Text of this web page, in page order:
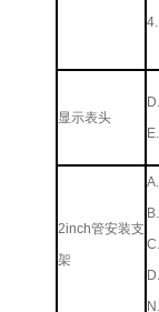
显示表头
2inch管安装支
架